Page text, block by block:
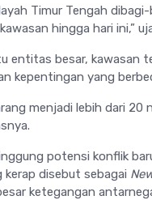
Timur Tengah
hingga hari ini,”
entitas besar, kawasan
kepentingan yang
menjadi lebih dari 20
potensi konflik
disebut sebagai
ketegangan